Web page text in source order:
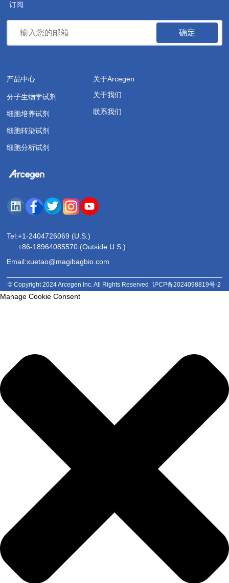
订阅
确定
产品中心
分子生物学试剂
细胞培养试剂
细胞转染试剂
细胞分析试剂
关于Arcegen
关于我们
联系我们
Tel:+1-2404726069 (U.S.)
+86-18964085570 (Outside U.S.)
Email:xuetao@magibagbio.com
© Copyright 2024 Arcegen Inc. All Rights Reserved 沪CP备2024098819号-2
Manage Cookie Consent